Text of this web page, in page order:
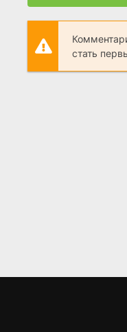
стать